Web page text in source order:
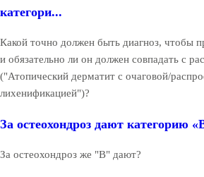
категори...
Какой точно должен быть диагноз, чтобы
и обязательно ли он должен совпадать с
("Атопический дерматит с очаговой/
лихенификацией")?
За остеохондроз дают категорию
За остеохондроз же "В" дают?